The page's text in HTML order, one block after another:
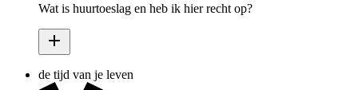
Wat is huurtoeslag en heb ik hier recht op?
de tijd van je leven